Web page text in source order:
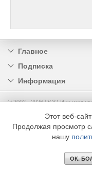
Главное
Подписка
Информация
© 2002 - 2026 OOO
Этот веб-
Продолжая просмотр
нашу
ОК.